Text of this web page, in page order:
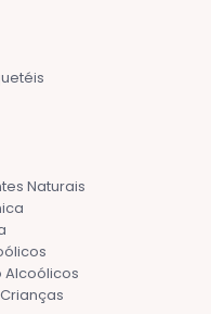
Naturais
Alcoólicos